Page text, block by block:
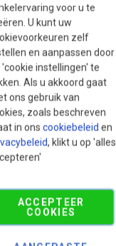
voor u te
U kunt uw
zelf
en aanpassen door
'cookie instellingen' te
Als u akkoord gaat
ons gebruik van
zoals beschreven
in ons cookiebeleid en
, klikt u op 'alles
ACCEPTEER
COOKIES
In Winkelwagen
Korting aanvragen